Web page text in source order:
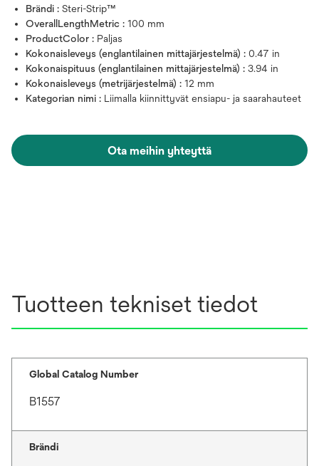
Brändi : Steri-Strip™
OverallLengthMetric : 100 mm
ProductColor : Paljas
Kokonaisleveys (englantilainen mittajärjestelmä) : 0.47 in
Kokonaispituus (englantilainen mittajärjestelmä) : 3.94 in
Kokonaisleveys (metrijärjestelmä) : 12 mm
Kategorian nimi : Liimalla kiinnittyvät ensiapu- ja saarahauteet
Ota meihin yhteyttä
Tuotteen tekniset tiedot
Global Catalog Number
B1557
Brändi